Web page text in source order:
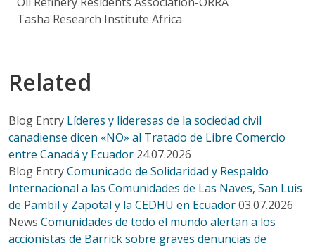
Tasha Research Institute Africa
Related
Blog Entry Líderes y lideresas de la sociedad civil
canadiense dicen «NO» al Tratado de Libre Comercio
entre Canadá y Ecuador 24.07.2026
Blog EntryComunicado de Solidaridad y Respaldo
Internacional a las Comunidades de Las Naves, San Luis
de Pambil y Zapotal y la CEDHU en Ecuador03.07.2026
News Comunidades de todo el mundo alertan a los
accionistas de Barrick sobre graves denuncias de